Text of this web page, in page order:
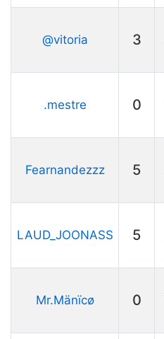
@vitoria 3
.mestre 0
Fearnandezzz 5
LAUD_JOONASS 5
Mr.Mänïcø 0